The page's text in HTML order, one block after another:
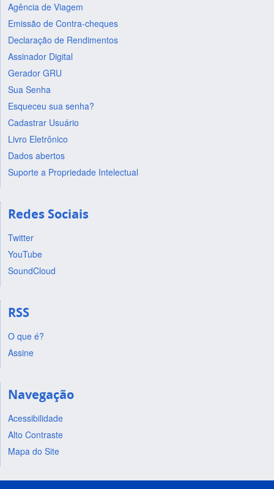
Agência de Viagem
Emissão de Contra-cheques
Declaração de Rendimentos
Assinador Digital
Gerador GRU
Sua Senha
Esqueceu sua senha?
Cadastrar Usuário
Livro Eletrônico
Dados abertos
Suporte a Propriedade Intelectual
Redes Sociais
Twitter
YouTube
SoundCloud
RSS
O que é?
Assine
Navegação
Acessibilidade
Alto Contraste
Mapa do Site